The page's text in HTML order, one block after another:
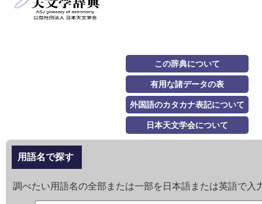
この辞典について
有用な諸データの表
外国語のカタカナ表記について
日本天文学会について
用語名で探す
調べたい用語名の全部または一部を日本語または英語で入